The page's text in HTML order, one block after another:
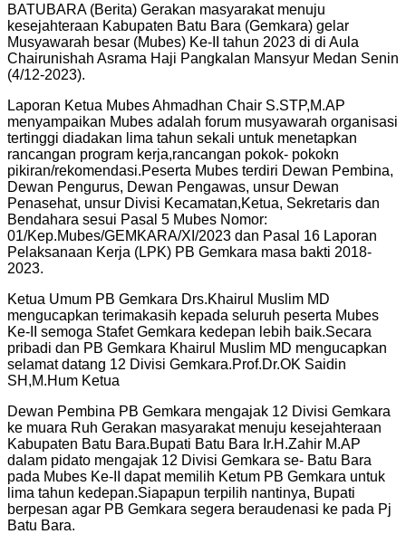
BATUBARA (Berita) Gerakan masyarakat menuju
kesejahteraan Kabupaten Batu Bara (Gemkara) gelar
Musyawarah besar (Mubes) Ke-II tahun 2023 di di Aula
Chairunishah Asrama Haji Pangkalan Mansyur Medan Senin
(4/12-2023).
Laporan Ketua Mubes Ahmadhan Chair S.STP,M.AP
menyampaikan Mubes adalah forum musyawarah organisasi
tertinggi diadakan lima tahun sekali untuk menetapkan
rancangan program kerja,rancangan pokok- pokokn
pikiran/rekomendasi.Peserta Mubes terdiri Dewan Pembina,
Dewan Pengurus, Dewan Pengawas, unsur Dewan
Penasehat, unsur Divisi Kecamatan,Ketua, Sekretaris dan
Bendahara sesui Pasal 5 Mubes Nomor:
01/Kep.Mubes/GEMKARA/XI/2023 dan Pasal 16 Laporan
Pelaksanaan Kerja (LPK) PB Gemkara masa bakti 2018-
2023.
Ketua Umum PB Gemkara Drs.Khairul Muslim MD
mengucapkan terimakasih kepada seluruh peserta Mubes
Ke-II semoga Stafet Gemkara kedepan lebih baik.Secara
pribadi dan PB Gemkara Khairul Muslim MD mengucapkan
selamat datang 12 Divisi Gemkara.Prof.Dr.OK Saidin
SH,M.Hum Ketua
Dewan Pembina PB Gemkara mengajak 12 Divisi Gemkara
ke muara Ruh Gerakan masyarakat menuju kesejahteraan
Kabupaten Batu Bara.Bupati Batu Bara Ir.H.Zahir M.AP
dalam pidato mengajak 12 Divisi Gemkara se- Batu Bara
pada Mubes Ke-II dapat memilih Ketum PB Gemkara untuk
lima tahun kedepan.Siapapun terpilih nantinya, Bupati
berpesan agar PB Gemkara segera beraudenasi ke pada Pj
Batu Bara.